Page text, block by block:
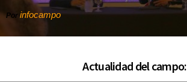
Por infocampo
Actualidad del campo: